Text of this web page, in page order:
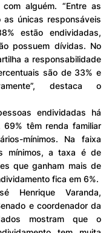
com alguém. “Entre as
únicas responsáveis
estão endividadas,
possuem dívidas. No
a responsabilidade
são de 33% e
destaca o
têm renda familiar
mínimos. Na faixa
mínimos, a taxa é de
que ganham mais de
fica em 6%.
e coordenador da
mostram que o